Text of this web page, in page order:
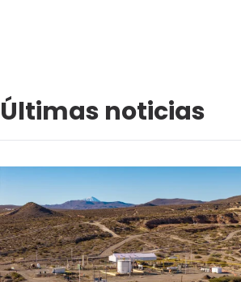
Últimas noticias